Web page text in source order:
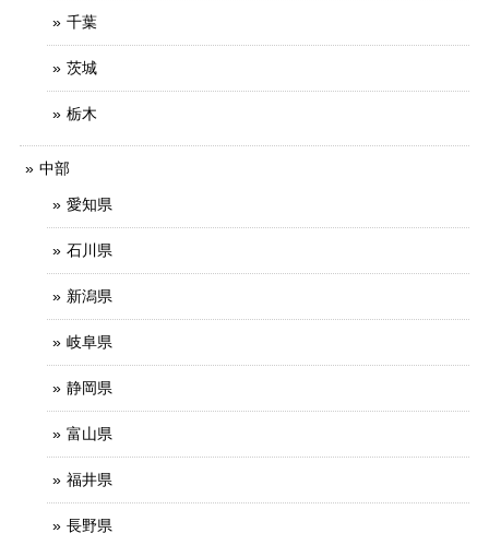
千葉
茨城
栃木
中部
愛知県
石川県
新潟県
岐阜県
静岡県
富山県
福井県
長野県